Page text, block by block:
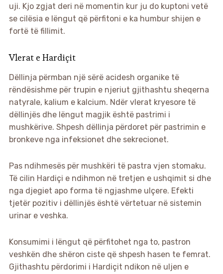
uji. Kjo zgjat deri në momentin kur ju do kuptoni vetë
se cilësia e lëngut që përfitoni e ka humbur shijen e
fortë të fillimit.
Vlerat e Hardiçit
Dëllinja përmban një sërë acidesh organike të
rëndësishme për trupin e njeriut gjithashtu sheqerna
natyrale, kalium e kalcium. Ndër vlerat kryesore të
dëllinjës dhe lëngut magjik është pastrimi i
mushkërive. Shpesh dëllinja përdoret për pastrimin e
bronkeve nga infeksionet dhe sekrecionet.
Pas ndihmesës për mushkëri të pastra vjen stomaku.
Të cilin Hardiçi e ndihmon në tretjen e ushqimit si dhe
nga djegiet apo forma të ngjashme ulçere. Efekti
tjetër pozitiv i dëllinjës është vërtetuar në sistemin
urinar e veshka.
Konsumimi i lëngut që përfitohet nga to, pastron
veshkën dhe shëron ciste që shpesh hasen te femrat.
Gjithashtu përdorimi i Hardiçit ndikon në uljen e